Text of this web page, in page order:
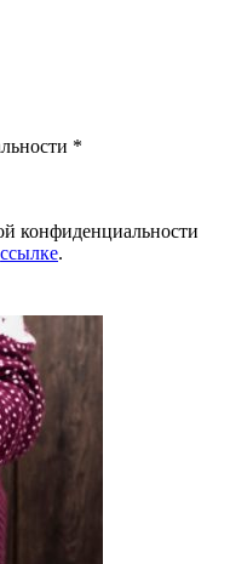
*
конфиденциальности
ссылке.